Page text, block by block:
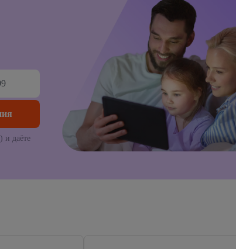
) и даёте